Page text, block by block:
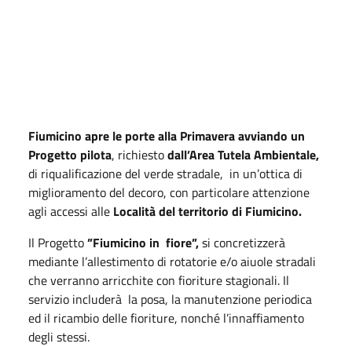
Fiumicino apre le porte alla Primavera avviando un
Progetto pilota, richiestodall’Area Tutela Ambientale,
di riqualificazione del verde stradale, in un’ottica di
miglioramento del decoro, con particolare attenzione
agli accessi alle Località del territorio di Fiumicino.
Il Progetto”Fiumicino in fiore”,si concretizzerà
mediante l’allestimento di rotatorie e/o aiuole stradali
che verranno arricchite con fioriture stagionali. Il
servizio includerà la posa, la manutenzione periodica
ed il ricambio delle fioriture, nonché l’innaffiamento
degli stessi.